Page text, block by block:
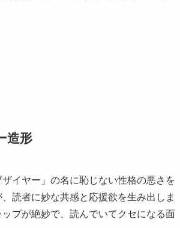
造形
イヤー」の名に恥じない性格の悪さを
読者に妙な共感と応援欲を生み出しま
プが絶妙で、読んでいてクセになる面